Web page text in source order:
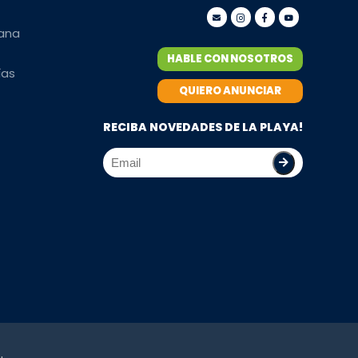
HABLE CON NOSOTROS
QUIERO ANUNCIAR
RECIBA NOVEDADES DE LA PLAYA!